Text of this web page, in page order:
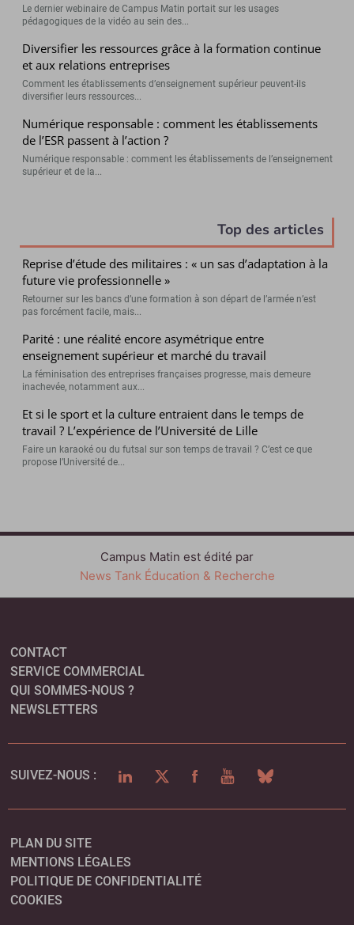
Le dernier webinaire de Campus Matin portait sur les usages
pédagogiques de la vidéo au sein des...
Diversifier les ressources grâce à la formation continue
et aux relations entreprises
Comment les établissements d’enseignement supérieur peuvent-ils
diversifier leurs ressources...
Numérique responsable : comment les établissements
de l’ESR passent à l’action ?
Numérique responsable : comment les établissements de l’enseignement
supérieur et de la...
Top des articles
Reprise d’étude des militaires : « un sas d’adaptation à la
future vie professionnelle »
Retourner sur les bancs d’une formation à son départ de l’armée n’est
pas forcément facile, mais...
Parité : une réalité encore asymétrique entre
enseignement supérieur et marché du travail
La féminisation des entreprises françaises progresse, mais demeure
inachevée, notamment aux...
Et si le sport et la culture entraient dans le temps de
travail ? L’expérience de l’Université de Lille
Faire un karaoké ou du futsal sur son temps de travail ? C’est ce que
propose l’Université de...
Campus Matin est édité par
News Tank Éducation & Recherche
CONTACT
SERVICE COMMERCIAL
QUI SOMMES-NOUS ?
NEWSLETTERS
SUIVEZ-NOUS : LINKEDINTWITTERFACEBOOKYOUTUBEBLUESKY
PLAN DU SITE
MENTIONS LÉGALES
POLITIQUE DE CONFIDENTIALITÉ
COOKIES